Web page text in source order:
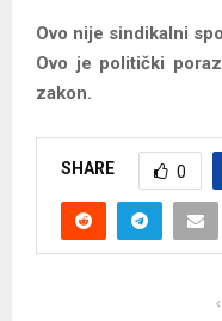
Ovo nije sindikalni
Ovo je politički
zakon.
SHARE 0